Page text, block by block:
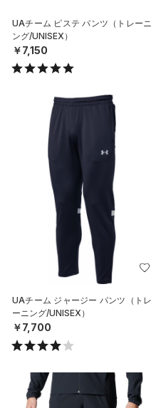
UAチーム ピステ パンツ（トレーニ
ング/UNISEX）
￥7,150
UAチーム ジャージー パンツ（トレ
ーニング/UNISEX）
￥7,700